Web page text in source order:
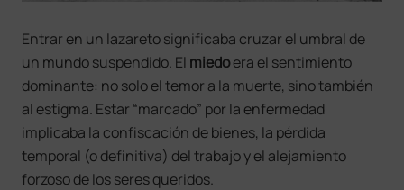
Entrar en un lazareto significaba cruzar el umbral de
un mundo suspendido. El miedoera el sentimiento
dominante: no solo el temor a la muerte, sino también
al estigma. Estar “marcado” por la enfermedad
implicaba la confiscación de bienes, la pérdida
temporal (o definitiva) del trabajo y el alejamiento
forzoso de los seres queridos.